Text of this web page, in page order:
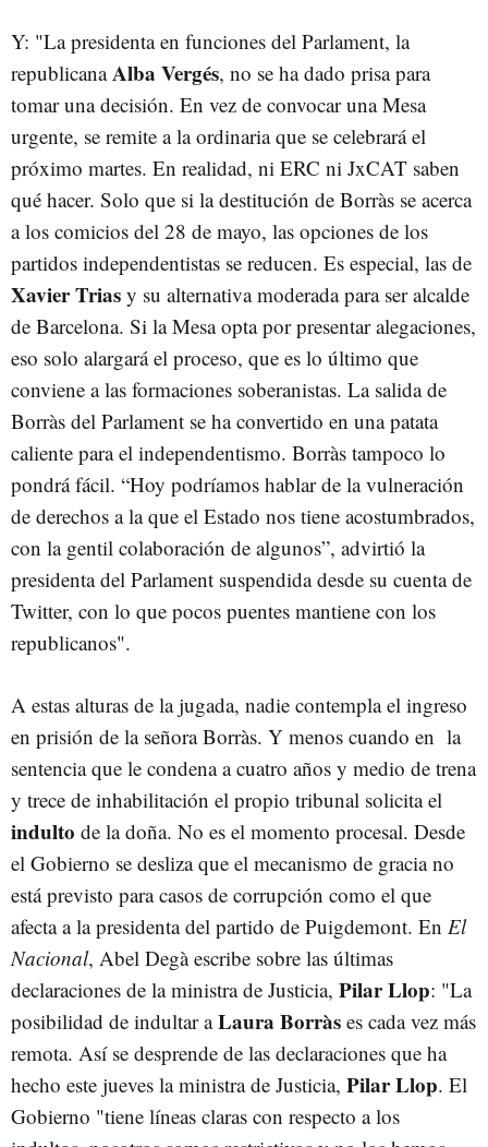
Y: "La presidenta en funciones del Parlament, la
republicanaAlba Vergés, no se ha dado prisa para
tomar una decisión. En vez de convocar una Mesa
urgente, se remite a la ordinaria que se celebrará el
próximo martes. En realidad, ni ERC ni JxCAT saben
qué hacer. Solo que si la destitución de Borràs se acerca
a los comicios del 28 de mayo, las opciones de los
partidos independentistas se reducen. Es especial, las de
Xavier Trias y su alternativa moderada para ser alcalde
de Barcelona. Si la Mesa opta por presentar alegaciones,
eso solo alargará el proceso, que es lo último que
conviene a las formaciones soberanistas. La salida de
Borràs del Parlament se ha convertido en una patata
caliente para el independentismo. Borràs tampoco lo
pondrá fácil. “Hoy podríamos hablar de la vulneración
de derechos a la que el Estado nos tiene acostumbrados,
con la gentil colaboración de algunos”, advirtió la
presidenta del Parlament suspendida desde su cuenta de
Twitter, con lo que pocos puentes mantiene con los
republicanos".
A estas alturas de la jugada, nadie contempla el ingreso
en prisión de la señora Borràs. Y menos cuando en la
sentencia que le condena a cuatro años y medio de trena
y trece de inhabilitación el propio tribunal solicita el
indulto de la doña. No es el momento procesal. Desde
el Gobierno se desliza que el mecanismo de gracia no
está previsto para casos de corrupción como el que
afecta a la presidenta del partido de Puigdemont. En El
Nacional, Abel Degà escribe sobre las últimas
declaraciones de la ministra de Justicia, Pilar Llop: "La
posibilidad de indultar aLaura Borràs es cada vez más
remota. Así se desprende de las declaraciones que ha
hecho este jueves la ministra de Justicia, Pilar Llop. El
Gobierno "tiene líneas claras con respecto a los